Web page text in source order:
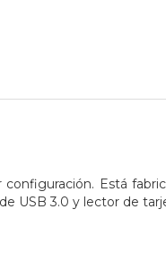
Está
USB 3.0 y lector de